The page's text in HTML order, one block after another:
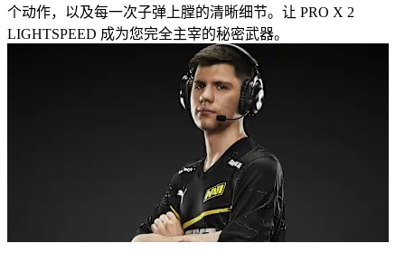
个动作，以及每一次子弹上膛的清晰细节。让 PRO X 2
LIGHTSPEED 成为您完全主宰的秘密武器。